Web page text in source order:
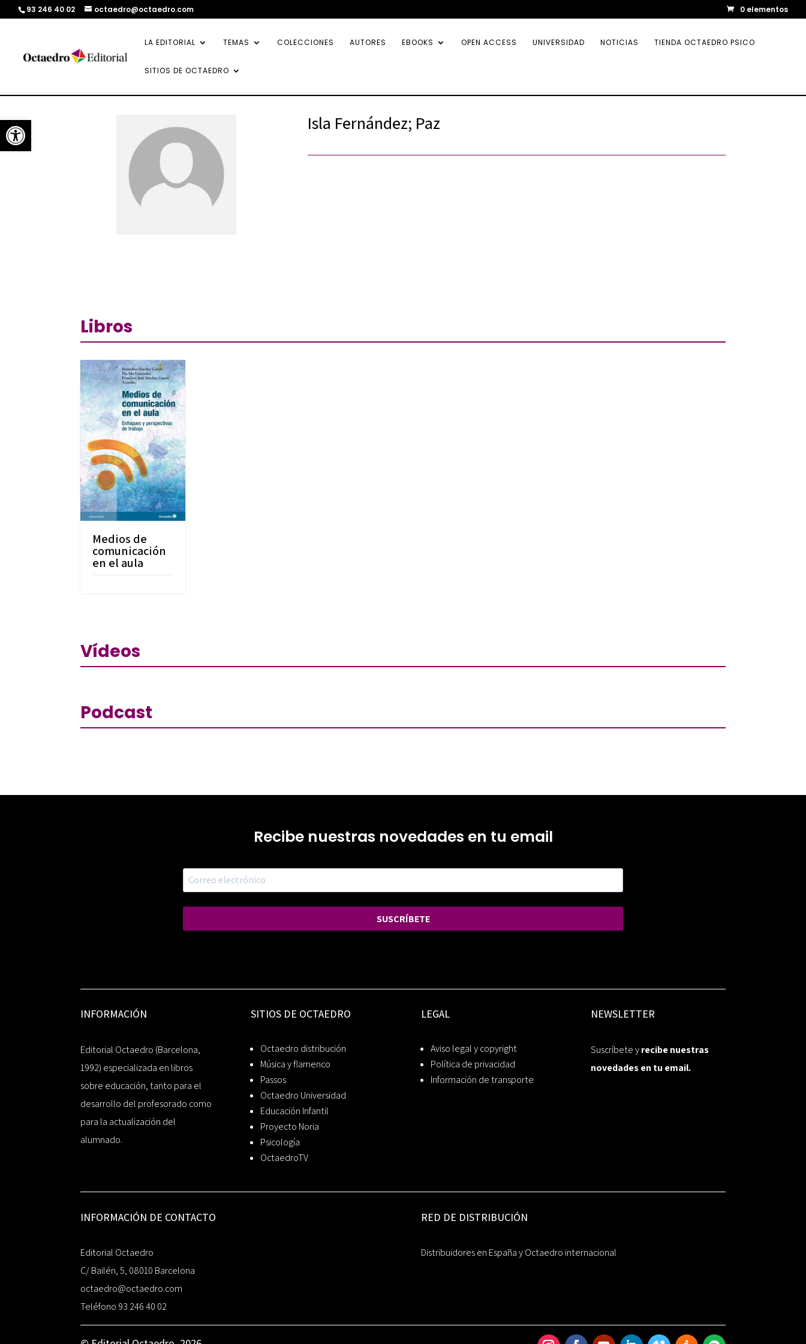
Abrir barra de herramientas
93 246 40 02 octaedro@octaedro.com 0 elementos
LA EDITORIAL TEMAS COLECCIONES AUTORES EBOOKS OPEN ACCESS UNIVERSIDAD NOTICIAS TIENDA OCTAEDRO PSICO
SITIOS DE OCTAEDRO
Isla Fernández; Paz
Libros
Medios de
comunicación
en el aula
Vídeos
Podcast
Recibe nuestras novedades en tu email
SUSCRÍBETE
INFORMACIÓN
Editorial Octaedro (Barcelona,
1992) especializada en libros
sobre educación, tanto para el
desarrollo del profesorado como
para la actualización del
alumnado.
SITIOS DE OCTAEDRO
Octaedro distribución
Música y flamenco
Passos
Octaedro Universidad
Educación Infantil
Proyecto Noria
Psicología
OctaedroTV
LEGAL
Aviso legal y copyright
Política de privacidad
Información de transporte
NEWSLETTER
Suscríbete yrecibe nuestras
novedades en tu email.
INFORMACIÓN DE CONTACTO
Editorial Octaedro
C/ Bailén, 5, 08010 Barcelona
octaedro@octaedro.com
Teléfono 93 246 40 02
RED DE DISTRIBUCIÓN
Distribuidores en España y Octaedro internacional